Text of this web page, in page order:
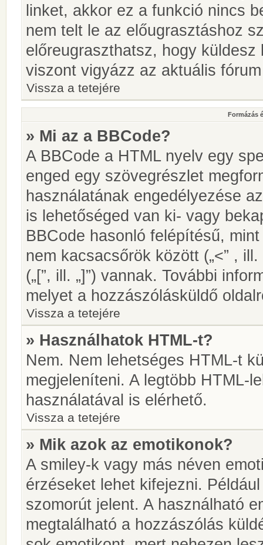
linket, akkor ez a funkció nincs
nem telt le az előugrasztáshoz
előreugraszthatsz, hogy
viszont vigyázz az aktuális
Vissza a tetejére
Formázás
» Mi az a BBCode?
A BBCode a HTML nyelv egy
enged egy szövegrészlet
használatának engedélyezése
is lehetőséged van ki- vagy
BBCode hasonló felépítésű,
nem kacsacsőrök között („<” ,
(„[”, ill. „]”) vannak. További
melyet a hozzászólásküldő
Vissza a tetejére
» Használhatok HTML-t?
Nem. Nem lehetséges HTML-t
megjeleníteni. A legtöbb HTML-
használatával is elérhető.
Vissza a tetejére
» Mik azok az emotikonok?
A smiley-k vagy más néven
érzéseket lehet kifejezni.
szomorút jelent. A használható
megtalálható a hozzászólás